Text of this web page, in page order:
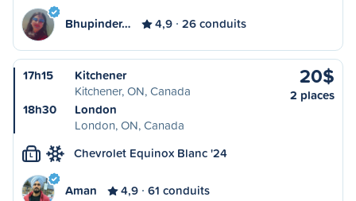
Bhupinder… 4,9 26 conduits
17h15
Kitchener
Kitchener, ON, Canada
18h30
London
London, ON, Canada
20$
2 places
L Chevrolet Equinox Blanc '24
Aman 4,9 61 conduits